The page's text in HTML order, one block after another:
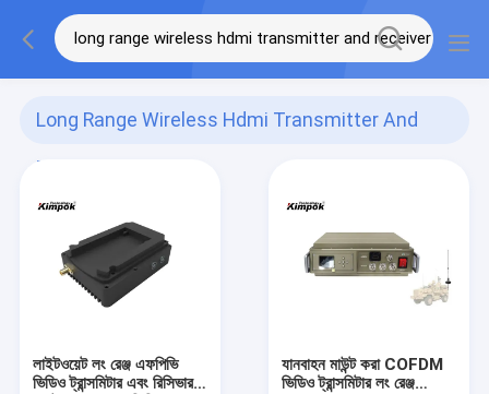
Long Range Wireless Hdmi Transmitter And
Receiver
(41)
লাইটওয়েট লং রেঞ্জ এফপিভি
ভিডিও ট্রান্সমিটার এবং রিসিভার 1
যানবাহন মাউন্ট করা COFDM
ভিডিও ট্রান্সমিটার লং রেঞ্জ